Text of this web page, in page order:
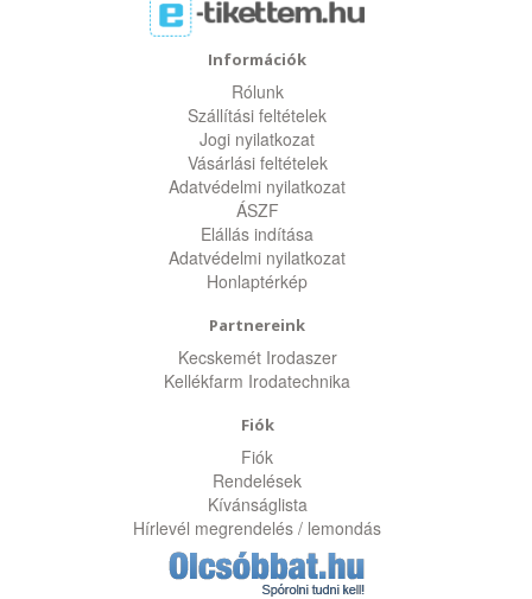
Információk
Rólunk
Szállítási feltételek
Jogi nyilatkozat
Vásárlási feltételek
Adatvédelmi nyilatkozat
ÁSZF
Elállás indítása
Adatvédelmi nyilatkozat
Honlaptérkép
Partnereink
Kecskemét Irodaszer
Kellékfarm Irodatechnika
Fiók
Fiók
Rendelések
Kívánságlista
Hírlevél megrendelés / lemondás